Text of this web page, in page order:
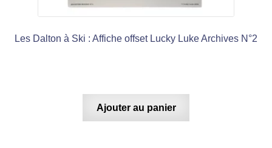
Les Dalton à Ski : Affiche offset Lucky Luke Archives N°2
Ajouter au panier